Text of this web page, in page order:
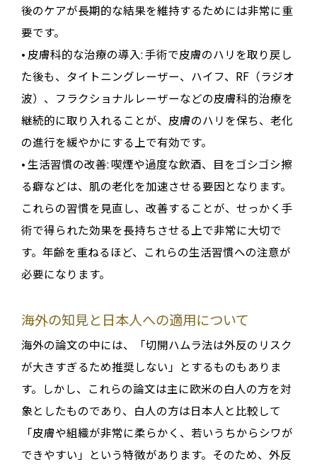
後のケアが長期的な結果を維持するためには非常に重
要です。
• 皮膚科的な治療の導入: 手術で皮膚のハリを取り戻し
た後も、タイトニングレーザー、ハイフ、RF（ラジオ
波）、フラクショナルレーザーなどの皮膚科的治療を
継続的に取り入れることが、皮膚のハリを保ち、老化
の進行を緩やかにする上で有効です。
• 生活習慣の改善: 喫煙や過度な飲酒、目をゴシゴシ擦
る癖などは、肌の老化を加速させる要因となります。
これらの習慣を見直し、改善することが、せっかく手
術で得られた効果を長持ちさせる上で非常に大切で
す。年齢を重ねるほど、これらの生活習慣への注意が
必要になります。
海外の知見と日本人への適用について
海外の論文の中には、「切開ハムラ法は外反のリスク
が大きすぎるため推奨しない」とするものもありま
す。しかし、これらの論文は主に欧米の白人の方を対
象としたものであり、白人の方は日本人と比較して
「皮膚や組織が非常に柔らかく、若いうちからシワが
できやすい」という特徴があります。そのため、 外反